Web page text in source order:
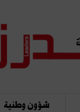
شؤون وطنية